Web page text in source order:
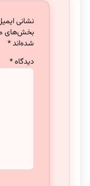
نشانی ایمیل
بخش‌های
شده‌اند*
دیدگاه*